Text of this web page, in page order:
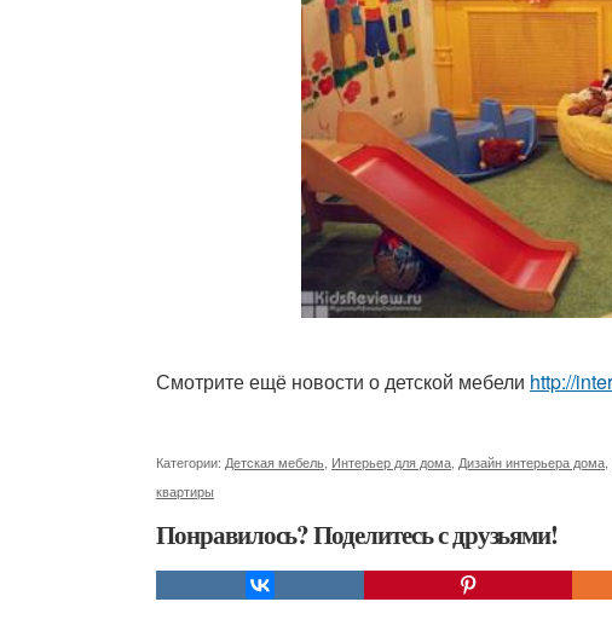
Смотрите ещё новости о детской мебели http://
Категории: Детская мебель, Интерьер для дома, Дизайн интерьера дома,
квартиры
Понравилось? Поделитесь с друзьями!